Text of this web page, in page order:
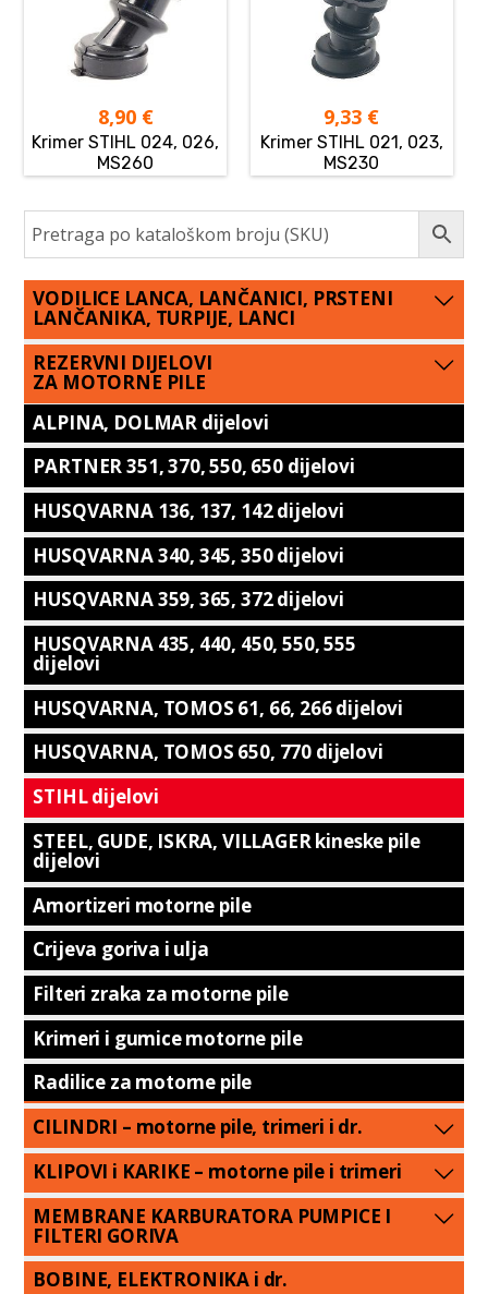
8,90 €
Krimer STIHL 024, 026,
MS260
9,33 €
Krimer STIHL 021, 023,
MS230
VODILICE LANCA, LANČANICI, PRSTENI
LANČANIKA, TURPIJE, LANCI
REZERVNI DIJELOVI
ZA MOTORNE PILE
ALPINA, DOLMAR dijelovi
PARTNER 351, 370, 550, 650 dijelovi
HUSQVARNA 136, 137, 142 dijelovi
HUSQVARNA 340, 345, 350 dijelovi
HUSQVARNA 359, 365, 372 dijelovi
HUSQVARNA 435, 440, 450, 550, 555
dijelovi
HUSQVARNA, TOMOS 61, 66, 266 dijelovi
HUSQVARNA, TOMOS 650, 770 dijelovi
STIHL dijelovi
STEEL, GUDE, ISKRA, VILLAGER kineske pile
dijelovi
Amortizeri motorne pile
Crijeva goriva i ulja
Filteri zraka za motorne pile
Krimeri i gumice motorne pile
Radilice za motorne pile
CILINDRI – motorne pile, trimeri i dr.
KLIPOVI i KARIKE – motorne pile i trimeri
MEMBRANE KARBURATORA PUMPICE I
FILTERI GORIVA
BOBINE, ELEKTRONIKA i dr.